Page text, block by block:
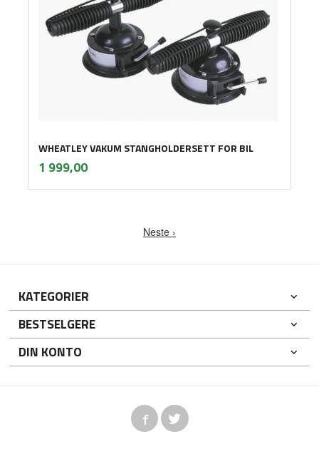
WHEATLEY VAKUM STANGHOLDERSETT FOR BIL
Pris
1 999,00mva.
Neste ›
KATEGORIER
BESTSELGERE
DIN KONTO